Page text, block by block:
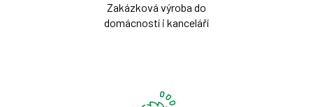
Zakázková výroba do
domácností i kanceláří